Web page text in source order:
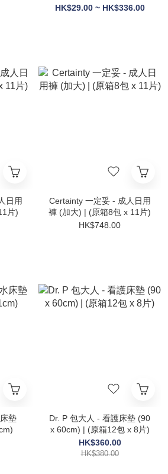
HK$29.00 ~ HK$336.00
日用
片)
Certainty 一定妥 - 成人日用
褲 (加大) | (原箱8包 x 11片)
HK$748.00
墊
Dr. P 包大人 - 看護床墊 (90
x 60cm) | (原箱12包 x 8片)
HK$360.00
HK$380.00